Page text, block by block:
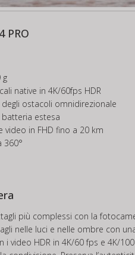
PRO
g
native in 4K/60fps HDR
degli ostacoli omnidirezionale
estesa
video in FHD fino a 20 km
360°
più complessi con la
nelle luci e nelle ombre con
i video HDR in 4K/60 fps e 4K/